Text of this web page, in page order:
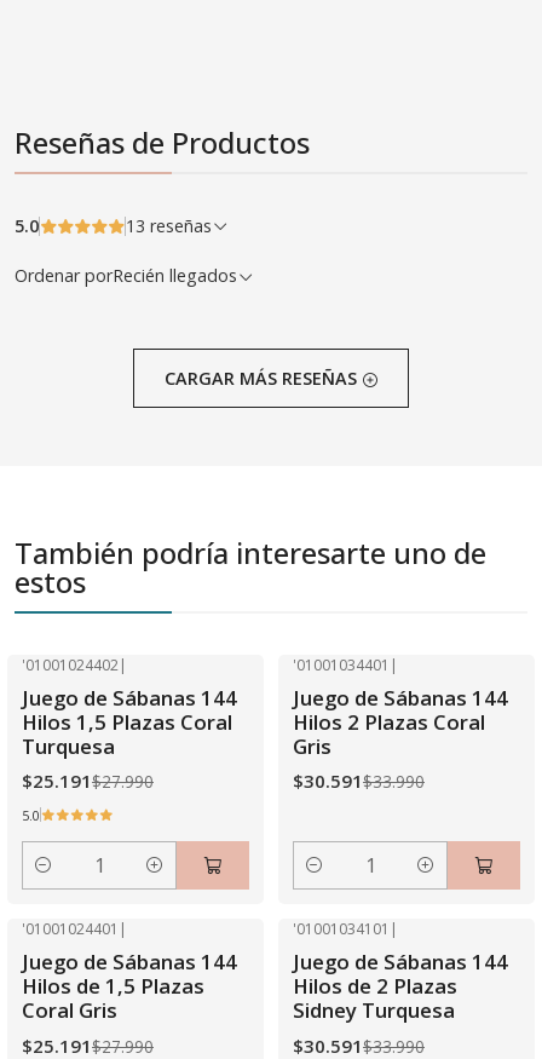
Reseñas de Productos
5.0 13 reseñas
Ordenar porRecién llegados
CARGAR MÁS RESEÑAS
También podría interesarte uno de
estos
'01001024402|
Juego de Sábanas 144
Hilos 1,5 Plazas Coral
Turquesa
$25.191$27.990
5.0
Cantidad
'01001034401 |
Juego de Sábanas 144
Hilos 2 Plazas Coral
Gris
$30.591$33.990
Cantidad
'01001024401 |
Juego de Sábanas 144
Hilos de 1,5 Plazas
Coral Gris
$25.191$27.990
'01001034101 |
Juego de Sábanas 144
Hilos de 2 Plazas
Sidney Turquesa
$30.591$33.990